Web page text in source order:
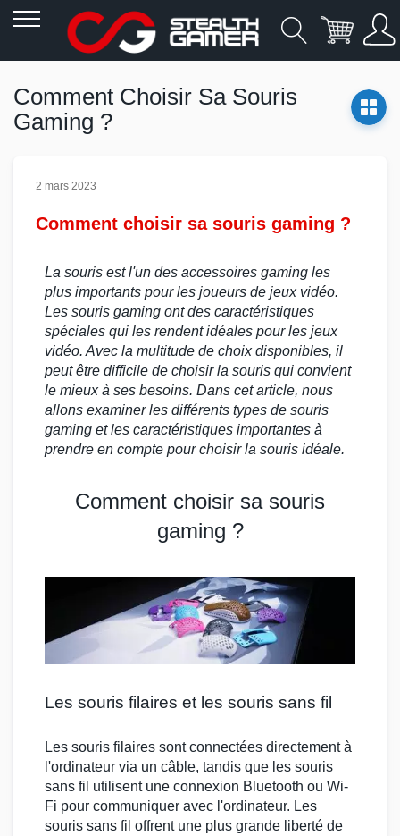
contenu
Comment Choisir Sa Souris
Gaming ?
2 mars 2023
Comment choisir sa souris gaming ?
La souris est l'un des accessoires gaming les
plus importants pour les joueurs de jeux vidéo.
Les souris gaming ont des caractéristiques
spéciales qui les rendent idéales pour les jeux
vidéo. Avec la multitude de choix disponibles, il
peut être difficile de choisir la souris qui convient
le mieux à ses besoins. Dans cet article, nous
allons examiner les différents types de souris
gaming et les caractéristiques importantes à
prendre en compte pour choisir la souris idéale.
Comment choisir sa souris
gaming ?
Les souris filaires et les souris sans fil
Les souris filaires sont connectées directement à
l'ordinateur via un câble, tandis que les souris
sans fil utilisent une connexion Bluetooth ou Wi-
Fi pour communiquer avec l'ordinateur. Les
souris sans fil offrent une plus grande liberté de